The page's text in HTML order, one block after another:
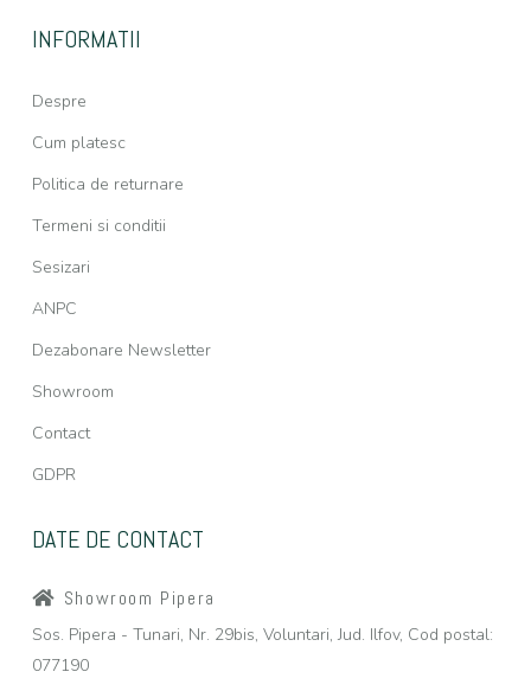
INFORMATII
Despre
Cum platesc
Politica de returnare
Termeni si conditii
Sesizari
ANPC
Dezabonare Newsletter
Showroom
Contact
GDPR
DATE DE CONTACT
Showroom Pipera
Sos. Pipera - Tunari, Nr. 29bis, Voluntari, Jud. Ilfov, Cod postal:
077190